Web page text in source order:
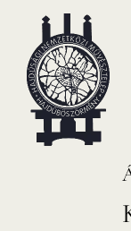
content
HANEMA –